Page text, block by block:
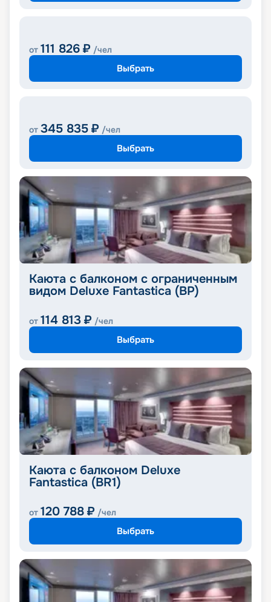
от 111 826 ₽ /чел
Выбрать
от 345 835 ₽ /чел
Выбрать
Каюта с балконом с ограниченным
видом Deluxe Fantastica (BP)
от 114 813 ₽ /чел
Выбрать
Каюта с балконом Deluxe
Fantastica (BR1)
от 120 788 ₽ /чел
Выбрать